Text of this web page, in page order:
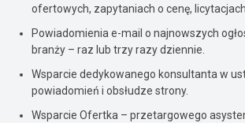
ofertowych, zapytaniach o cenę,
Powiadomienia e-mail o najnowszych
branży – raz lub trzy razy dziennie.
Wsparcie dedykowanego konsultanta w
powiadomień i obsłudze strony.
Wsparcie Ofertka – przetargowego